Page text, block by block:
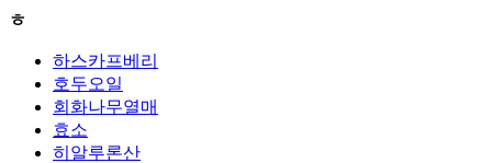
ㅎ
하스카프베리
호두오일
회화나무열매
효소
히알루론산